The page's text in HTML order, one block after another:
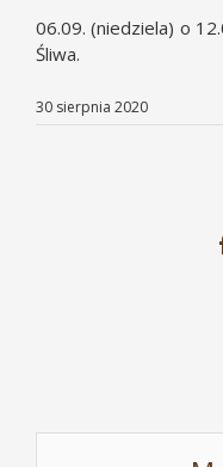
06.09. (niedziela) o
Śliwa.
30 sierpnia 2020